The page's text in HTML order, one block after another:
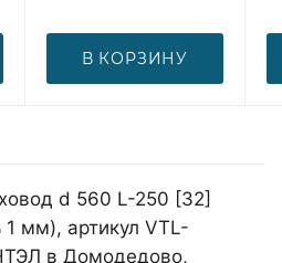
В КОРЗИНУ
d 560 L-250 [32]
1 мм), артикул VTL-
в Домодедово,